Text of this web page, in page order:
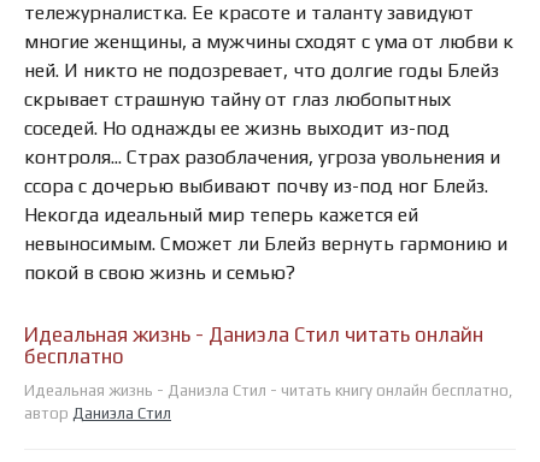
тележурналистка. Ее красоте и таланту завидуют
многие женщины, а мужчины сходят с ума от любви к
ней. И никто не подозревает, что долгие годы Блейз
скрывает страшную тайну от глаз любопытных
соседей. Но однажды ее жизнь выходит из-под
контроля... Страх разоблачения, угроза увольнения и
ссора с дочерью выбивают почву из-под ног Блейз.
Некогда идеальный мир теперь кажется ей
невыносимым. Сможет ли Блейз вернуть гармонию и
покой в свою жизнь и семью?
Идеальная жизнь - Даниэла Стил читать онлайн
бесплатно
Идеальная жизнь - Даниэла Стил - читать книгу онлайн бесплатно,
автор Даниэла Стил